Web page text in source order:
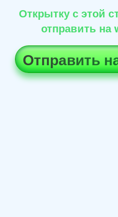
Открытку с этой
отправить на
Отправить